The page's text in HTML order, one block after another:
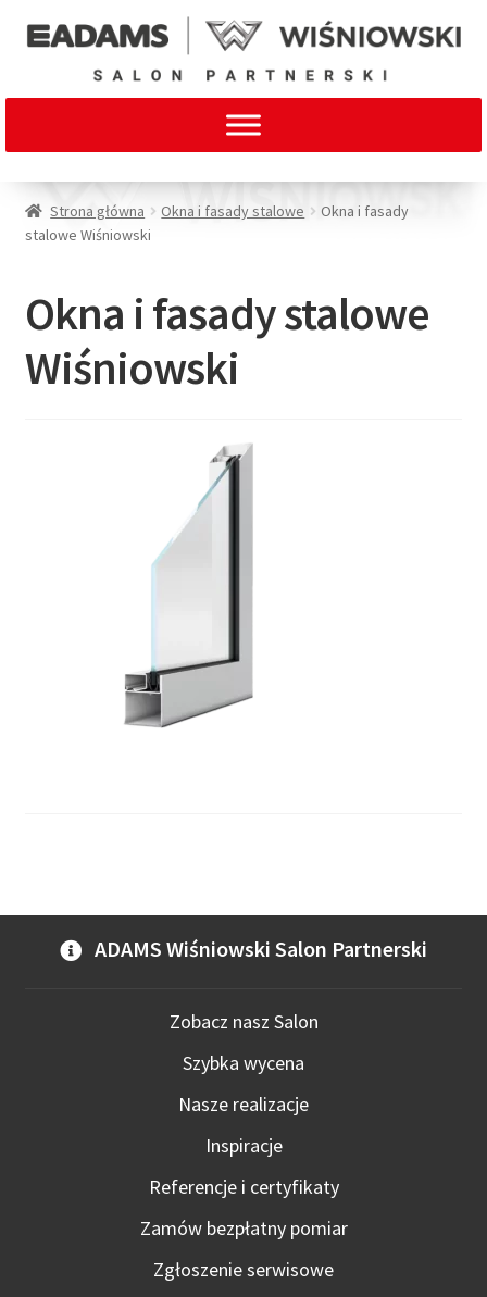
Strona główna Okna i fasady stalowe
Okna i fasady
stalowe Wiśniowski
Okna i fasady stalowe
Wiśniowski
ADAMS Wiśniowski Salon Partnerski
Zobacz nasz Salon
Szybka wycena
Nasze realizacje
Inspiracje
Referencje i certyfikaty
Zamów bezpłatny pomiar
Zgłoszenie serwisowe